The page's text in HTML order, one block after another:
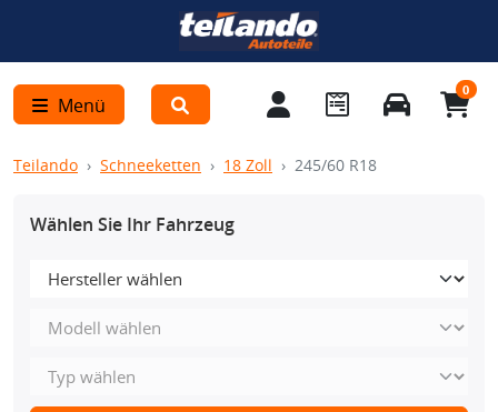
Menü
0
Teilando Schneeketten 18 Zoll 245/60 R18
Wählen Sie Ihr Fahrzeug